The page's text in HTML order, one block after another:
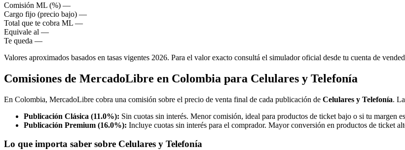
Comisión ML (%) —
Cargo fijo (precio bajo) —
Total que te cobra ML —
Equivale al —
Te queda —
Valores aproximados basados en tasas vigentes 2026. Para el valor exacto consultá el simulador oficial desde tu cuenta de
Comisiones de MercadoLibre en Colombia para Celulares y Telefonía
En Colombia, MercadoLibre cobra una comisión sobre el precio de venta final de cada publicación de Celulares y Telefonía.
Publicación Clásica (11.0%): Sin cuotas sin interés. Menor comisión, ideal para productos de ticket bajo o si tu margen
Publicación Premium (16.0%): Incluye cuotas sin interés para el comprador. Mayor conversión en productos de ticket
Lo que importa saber sobre Celulares y Telefonía